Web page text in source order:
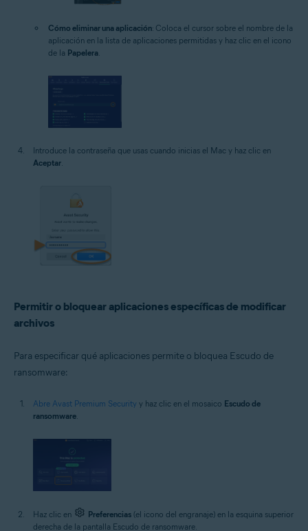
Cómo eliminar una aplicación: Coloca el cursor sobre el nombre de la
aplicación en la lista de aplicaciones permitidas y haz clic en el icono
de la Papelera
Introduce la contraseña que usas cuando inicias el Mac y haz clic en
Aceptar.
Permitir o bloquear aplicaciones específicas de modificar
archivos
Para especificar qué aplicaciones permite o bloquea Escudo de
ransomware:
Abre Avast Premium Security y haz clic en el mosaico Escudo de
ransomware.
Haz clic en Preferencias (el icono del engranaje) en la esquina superior
derecha de la pantalla Escudo de ransomware.